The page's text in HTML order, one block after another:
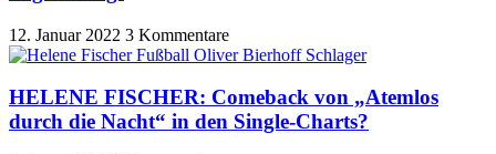
12. Januar 2022 3 Kommentare
HELENE FISCHER: Comeback von „Atemlos
durch die Nacht“ in den Single-Charts?